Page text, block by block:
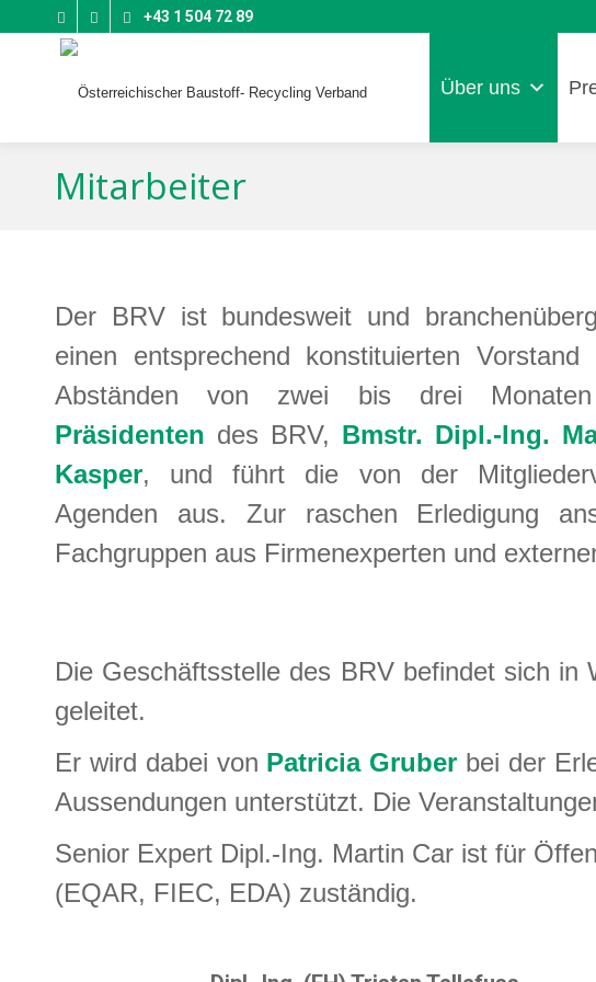
+43 1 504 72 89
Über uns
Mitarbeiter
Der BRV ist bundesweit und
einen entsprechend konstituierten
Abständen von zwei bis drei
Präsidenten des BRV, Bmstr. Dipl.-Ing.
Kasper, und führt die von der
Agenden aus. Zur raschen Erledigung
Fachgruppen aus Firmenexperten und
Die Geschäftsstelle des BRV befindet sich in
geleitet.
Er wird dabei von Patricia Gruber bei der
Aussendungen unterstützt. Die
Senior Expert Dipl.-Ing. Martin Car ist für
(EQAR, FIEC, EDA) zuständig.